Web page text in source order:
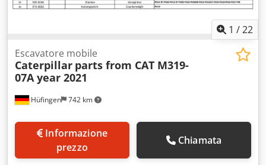
1 /22
Hüfingen 742 km
Escavatore mobile
Caterpillar parts from CAT M319-
07A year 2021
prezzo
Chiamata